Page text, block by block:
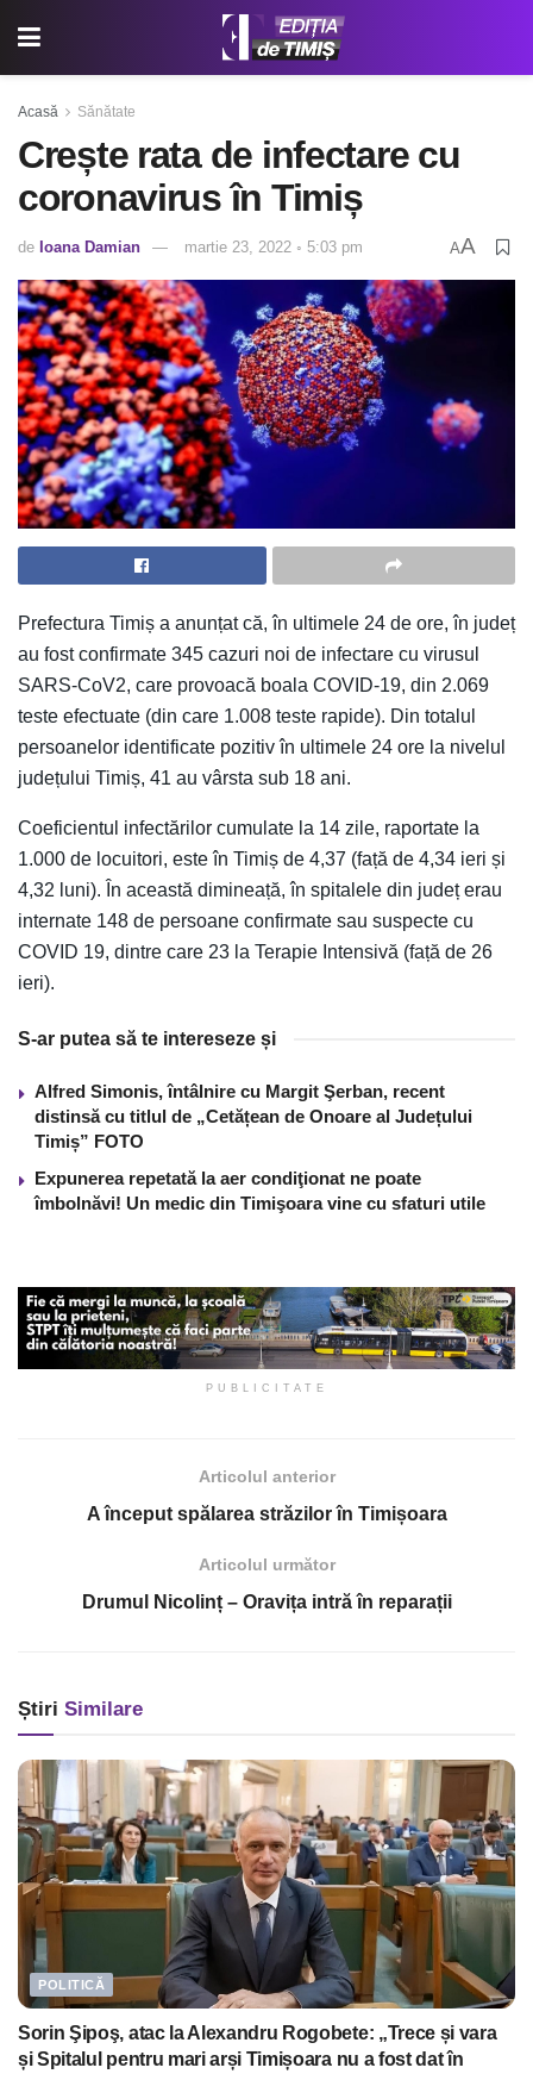
Acasă Sănătate
Crește rata de infectare cu
coronavirus în Timiș
de Ioana Damian martie 23, 2022 ◦ 5:03 pm AA
Prefectura Timiș a anunțat că, în ultimele 24 de ore, în județ
au fost confirmate 345 cazuri noi de infectare cu virusul
SARS-CoV2, care provoacă boala COVID-19, din 2.069
teste efectuate (din care 1.008 teste rapide). Din totalul
persoanelor identificate pozitiv în ultimele 24 ore la nivelul
județului Timiș, 41 au vârsta sub 18 ani.
Coeficientul infectărilor cumulate la 14 zile, raportate la
1.000 de locuitori, este în Timiș de 4,37 (față de 4,34 ieri și
4,32 luni). În această dimineață, în spitalele din județ erau
internate 148 de persoane confirmate sau suspecte cu
COVID 19, dintre care 23 la Terapie Intensivă (față de 26
ieri).
S-ar putea să te intereseze și
Alfred Simonis, întâlnire cu Margit Şerban, recent
distinsă cu titlul de „Cetățean de Onoare al Județului
Timiș” FOTO
Expunerea repetată la aer condiţionat ne poate
îmbolnăvi! Un medic din Timişoara vine cu sfaturi utile
PUBLICITATE
Articolul anterior
A început spălarea străzilor în Timișoara
Articolul următor
Drumul Nicolinț – Oravița intră în reparații
Știri Similare
POLITICĂ
Sorin Şipoş, atac la Alexandru Rogobete: „Trece și vara
și Spitalul pentru mari arși Timișoara nu a fost dat în